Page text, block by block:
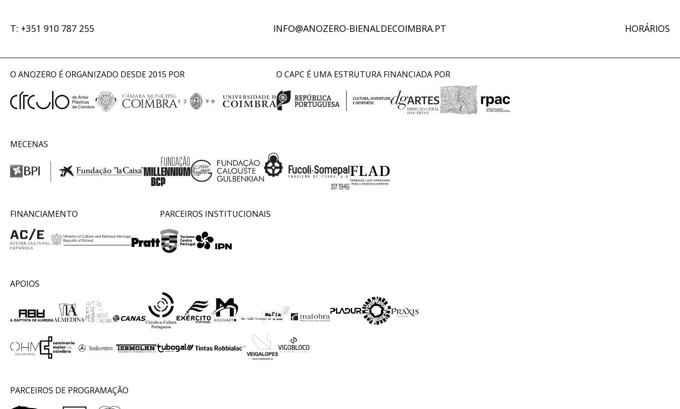
T: +351 910 787 255 INFO@ANOZERO-BIENALDECOIMBRA.PT HORÁRIOS
O ANOZERO É ORGANIZADO DESDE 2015 POR O CAPC É UMA ESTRUTURA FINANCIADA POR
MECENAS
FINANCIAMENTO PARCEIROS INSTITUCIONAIS
APOIOS
PARCEIROS DE PROGRAMAÇÃO